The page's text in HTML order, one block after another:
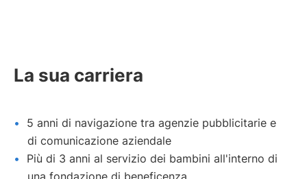
La sua carriera
5 anni di navigazione tra agenzie pubblicitarie e
di comunicazione aziendale
Più di 3 anni al servizio dei bambini all'interno di